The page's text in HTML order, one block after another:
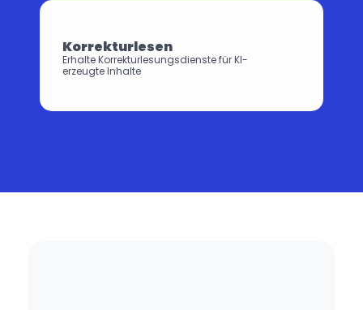
Korrekturlesen
Erhalte Korrekturlesungsdienste für KI-
erzeugte Inhalte